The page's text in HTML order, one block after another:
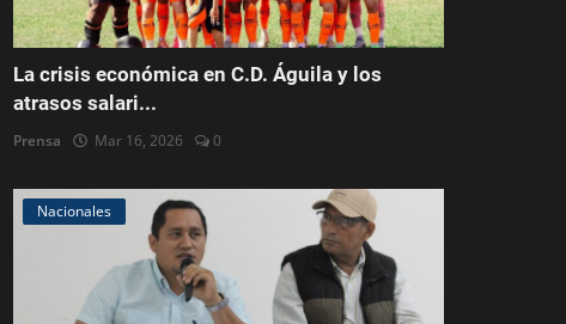
La crisis económica en C.D. Águila y los
atrasos salari...
Prensa Mar 16, 2026 0
Nacionales